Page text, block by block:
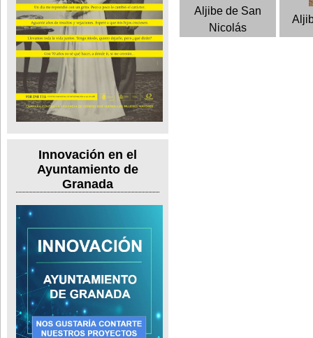
Innovación en el
Ayuntamiento de
Granada
Aljibe de San
Nicolás